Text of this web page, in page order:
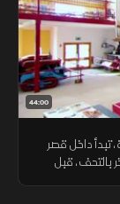
44:00
داخل قصر
بالتحف، قبل